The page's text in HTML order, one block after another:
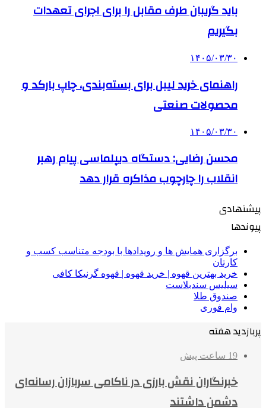
باید گریبان طرف مقابل را برای اجرای تعهدات
بگیریم
۱۴۰۵/۰۳/۳۰
راهنمای خرید لیبل برای بسته‌بندی، چاپ بارکد و
محصولات صنعتی
۱۴۰۵/۰۳/۳۰
محسن رضایی: دستگاه دیپلماسی پیام رهبر
انقلاب را چارچوب مذاکره قرار دهد
پیشنهادی
پیوندها
برگزاری همایش ها و رویدادها با بودجه متناسب کسب و
کارتان
خرید بهترین قهوه | خرید قهوه | قهوه گرنیکا کافی
سیلیس سندبلاست
صندوق طلا
وام فوری
پربازدید هفته
19 ساعت پیش
خبرنگاران نقش بارزی در ناکامی سربازان رسانه‌ای
دشمن داشتند